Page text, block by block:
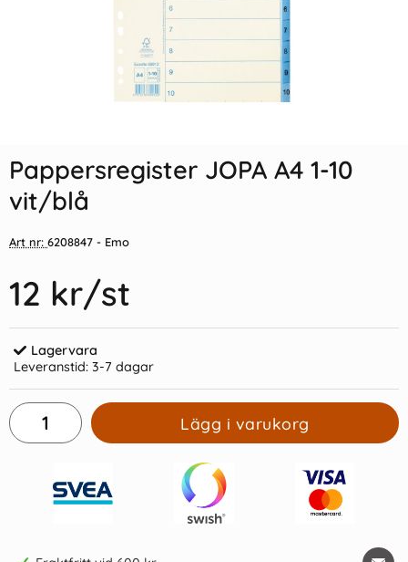
55 kr/st 16 kr/st
Pappersregister JOPA A4 1-10
vit/blå
Art nr: 6208847 - Emo
12 kr/st
Lagervara
Leveranstid: 3-7 dagar
Lägg i varukorg